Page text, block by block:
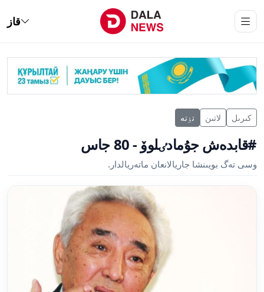
قاز
كىرىل لاتىن تٶتە
#قابدەش جۇمادٸلوۆ - 80 جاس
وسى تەگ بويىنشا جاريالانعان ماتەريالدار.